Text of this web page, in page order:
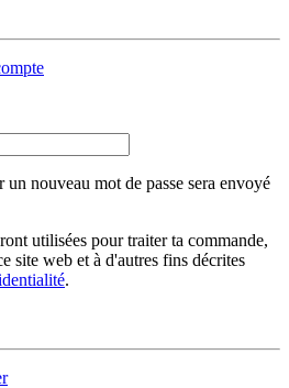
nouveau mot de passe sera envoyé
utilisées pour traiter ta commande,
site web et à d'autres fins décrites
.